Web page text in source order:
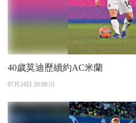
40歲莫迪歷續約AC米蘭
07月24日 20:09:51